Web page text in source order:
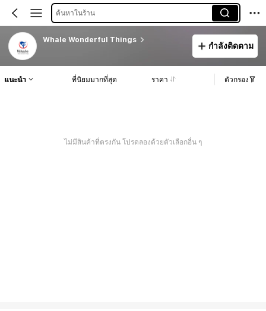
ค้นหาในร้าน
Whale Wonderful Things
กำลังติดตาม
แนะนำ ที่นิยมมากที่สุด ราคา ตัวกรอง
ไม่มีสินค้าที่ตรงกัน โปรดลองด้วยตัวเลือกอื่น ๆ